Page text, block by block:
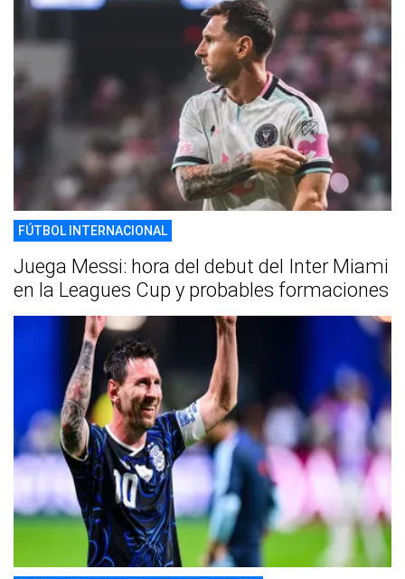
FÚTBOL INTERNACIONAL
Juega Messi: hora del debut del Inter Miami
en la Leagues Cup y probables formaciones